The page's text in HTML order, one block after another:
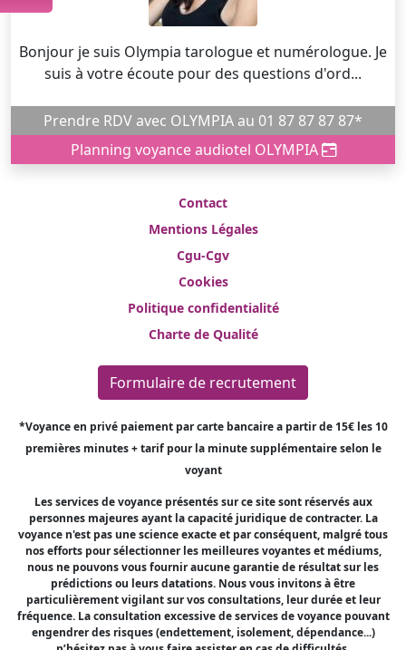
Bonjour je suis Olympia tarologue et numérologue. Je
suis à votre écoute pour des questions d'ord...
Prendre RDV avec OLYMPIA au 01 87 87 87 87*
Planning voyance audiotel OLYMPIA
Contact
Mentions Légales
Cgu-Cgv
Cookies
Politique confidentialité
Charte de Qualité
Formulaire de recrutement
*Voyance en privé paiement par carte bancaire a partir de 15€ les 10
premières minutes + tarif pour la minute supplémentaire selon le
voyant
Les services de voyance présentés sur ce site sont réservés aux
personnes majeures ayant la capacité juridique de contracter. La
voyance n'est pas une science exacte et par conséquent, malgré tous
nos efforts pour sélectionner les meilleures voyantes et médiums,
nous ne pouvons vous fournir aucune garantie de résultat sur les
prédictions ou leurs datations. Nous vous invitons à être
particulièrement vigilant sur vos consultations, leur durée et leur
fréquence. La consultation excessive de services de voyance pouvant
engendrer des risques (endettement, isolement, dépendance...)